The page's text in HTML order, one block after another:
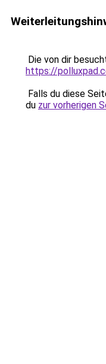
Die von dir
https://
Falls du diese
du zur vorherigen